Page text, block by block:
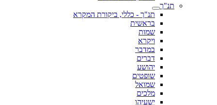
תנ"ך
תנ"ך - כללי, ביקורת המקרא
בראשית
שמות
ויקרא
במדבר
דברים
יהושע
שופטים
שמואל
מלכים
ישעיהו